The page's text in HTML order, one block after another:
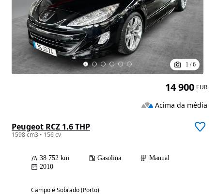
1 /6
Peugeot RCZ 1.6 THP
1598 cm3 • 156 cv
38 752 km Gasolina
Manual
2010
Campo e Sobrado (Porto)
14 900 EUR
Acima da média